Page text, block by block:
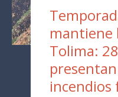
mantiene
Tolima:
incendios